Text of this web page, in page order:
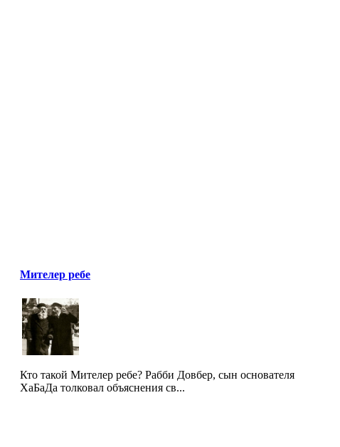
Мителер ребе
Кто такой Мителер ребе? Рабби Довбер, сын основателя
ХаБаДа толковал объяснения св...